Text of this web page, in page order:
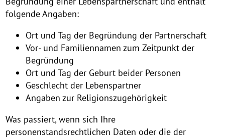
folgende Angaben:
Ort und Tag der Begründung der Partnerschaft
Vor- und Familiennamen zum Zeitpunkt der
Begründung
Ort und Tag der Geburt beider Personen
Geschlecht der Lebenspartner
Angaben zur Religionszugehörigkeit
Was passiert, wenn sich Ihre
personenstandsrechtlichen Daten oder die der